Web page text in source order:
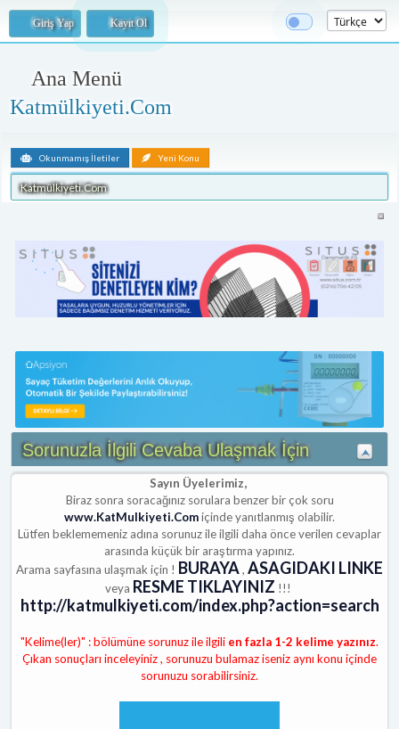
Giriş Yap Kayıt Ol
Ana Menü
Katmülkiyeti.Com
Okunmamış İletiler Yeni Konu
Katmülkiyeti.Com
Sorunuzla İlgili Cevaba Ulaşmak İçin
Sayın Üyelerimiz,
Biraz sonra soracağınız sorulara benzer bir çok soru
www.KatMulkiyeti.Comiçinde yanıtlanmış olabilir.
Lütfen beklememeniz adına sorunuz ile ilgili daha önce verilen cevaplar
arasında küçük bir araştırma yapınız.
Arama sayfasına ulaşmak için ! BURAYA, ASAGIDAKI LINKE
veya RESME TIKLAYINIZ !!!
http://katmulkiyeti.com/index.php?action=search
"Kelime(ler)" : bölümüne sorunuz ile ilgili en fazla 1-2 kelime yazınız.
Çıkan sonuçları inceleyiniz , sorunuzu bulamaz iseniz aynı konu içinde
sorunuzu sorabilirsiniz.